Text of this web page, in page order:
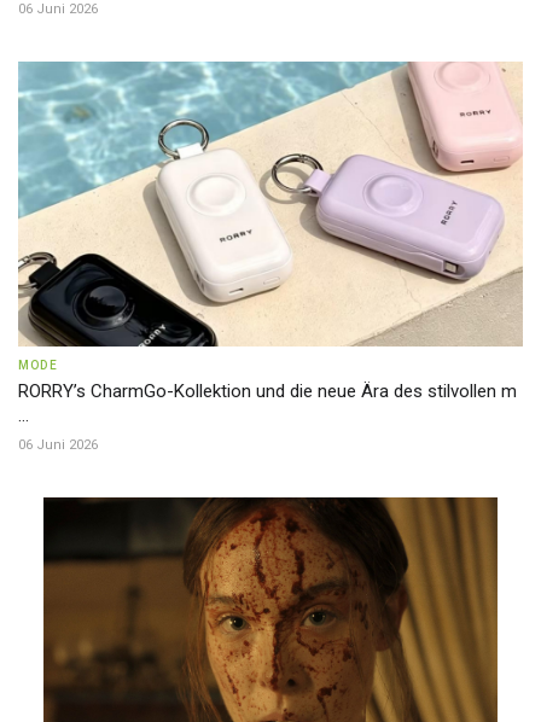
06 Juni 2026
MODE
RORRY’s CharmGo-Kollektion und die neue Ära des stilvollen m
06 Juni 2026